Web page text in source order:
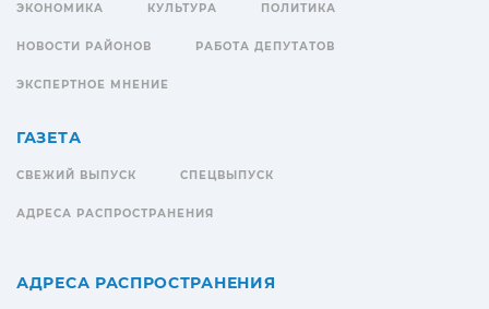
ЭКОНОМИКА КУЛЬТУРА ПОЛИТИКА
НОВОСТИ РАЙОНОВ РАБОТА ДЕПУТАТОВ
ЭКСПЕРТНОЕ МНЕНИЕ
ГАЗЕТА
СВЕЖИЙ ВЫПУСК СПЕЦВЫПУСК
АДРЕСА РАСПРОСТРАНЕНИЯ
АДРЕСА РАСПРОСТРАНЕНИЯ